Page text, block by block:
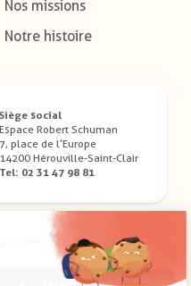
Nos missions
Notre histoire
Siège social
Espace Robert Schuman
7, place de l’Europe
14200 Hérouville-Saint-Clair
Tel: 02 31 47 98 81